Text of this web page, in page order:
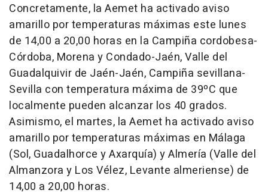
Concretamente, la Aemet ha activado aviso
amarillo por temperaturas máximas este lunes
de 14,00 a 20,00 horas en la Campiña cordobesa-
Córdoba, Morena y Condado-Jaén, Valle del
Guadalquivir de Jaén-Jaén, Campiña sevillana-
Sevilla con temperatura máxima de 39ºC que
localmente pueden alcanzar los 40 grados.
Asimismo, el martes, la Aemet ha activado aviso
amarillo por temperaturas máximas en Málaga
(Sol, Guadalhorce y Axarquía) y Almería (Valle del
Almanzora y Los Vélez, Levante almeriense) de
14,00 a 20,00 horas.